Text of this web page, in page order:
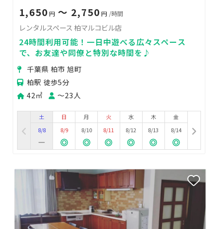
1,650 円 〜 2,750 円 /時間
レンタルスペース 柏マルコビル店
24時間利用可能！一日中遊べる広々スペース
で、お友達や同僚と特別な時間を♪
千葉県 柏市 旭町
柏駅 徒歩5分
42㎡
〜23人
土
8/8
日
8/9
月
8/10
火
8/11
水
8/12
木
8/13
金
8/14